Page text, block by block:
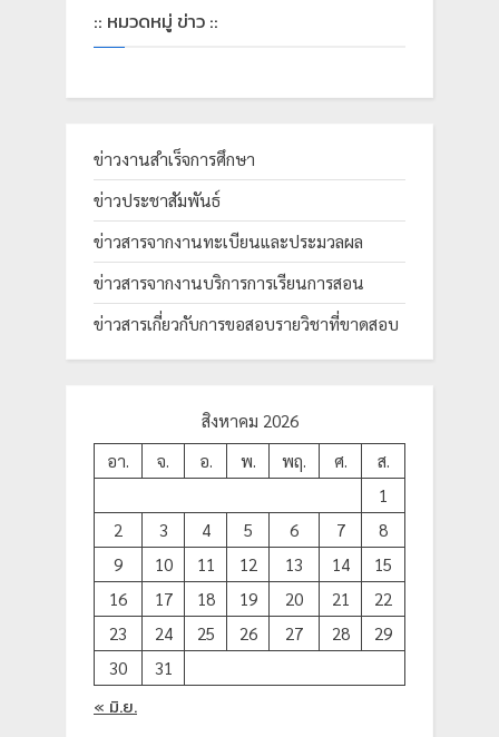
:: หมวดหมู่ ข่าว ::
ข่าวงานสำเร็จการศึกษา
ข่าวประชาสัมพันธ์
ข่าวสารจากงานทะเบียนและประมวลผล
ข่าวสารจากงานบริการการเรียนการสอน
ข่าวสารเกี่ยวกับการขอสอบรายวิชาที่ขาดสอบ
สิงหาคม 2026
อา.
จ. อ. พ. พฤ. ศ.
ส.
1
2
3 4 5 6 7
8
9
10 11 12 13 14
15
16
17 18 19 20 21
22
23
24 25 26 27 28
29
30
31
« มิ.ย.